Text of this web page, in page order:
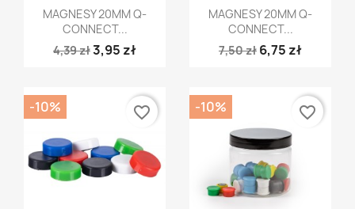
Szybki podgląd
MAGNESY 20MM Q-
CONNECT...
4,39 zł3,95 zł
Szybki podgląd
MAGNESY 20MM Q-
CONNECT...
7,50 zł 6,75 zł
-10% favorite_border -10% favorite_border